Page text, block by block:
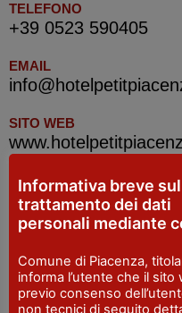
TELEFONO
+39 0523 590405
EMAIL
SITO WEB
IAT R Piacenza
Piazza Cavalli, 7 -
SITO WEB
Informativa breve sul
trattamento dei dati
personali mediante
Comune di Piacenza,
informa l’utente che il
previo consenso
non tecnici di seguito